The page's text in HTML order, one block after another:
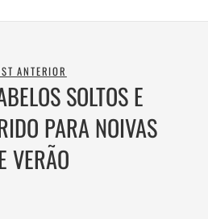
ANTERIOR
SOLTOS E
PARA NOIVAS
VERÃO